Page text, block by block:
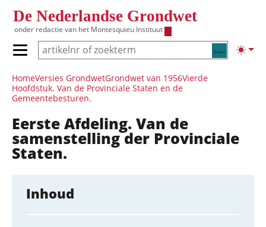
De Nederlandse Grondwet
onder redactie van het Montesquieu Instituut
Zoeken
Primair menu tonen/verbergen
Hoofdnavigatie
HomeVersies GrondwetGrondwet van 1956Vierde
Hoofdstuk. Van de Provinciale Staten en de
Gemeentebesturen.
Eerste Afdeling. Van de
samenstelling der Provinciale
Staten.
Inhoud